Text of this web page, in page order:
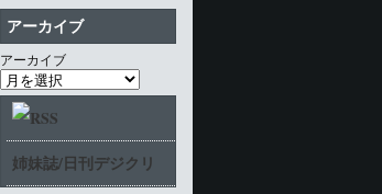
アーカイブ
アーカイブ
姉妹誌/日刊デジクリ